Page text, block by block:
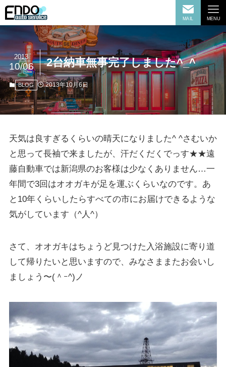
MAIL MENU
2台納車無事完了しました^_^
2013
10/06
BLOG 2013年10月6日
天気は良すぎるくらいの晴天になりました^ ^さむいか
と思って長袖で来ましたが、汗だくだくでっす★★遠
藤自動車では新潟県のお客様は少なくありません…一
年間で3回はオオガキが足を運ぶくらいなのです。あ
と10年くらいしたらすべての市にお届けできるような
気がしています（^人^）
さて、オオガキはちょうど見つけた入浴施設に寄り道
して帰りたいと思いますので、みなさままたお会いし
ましょう〜(＾ｰ^)ノ